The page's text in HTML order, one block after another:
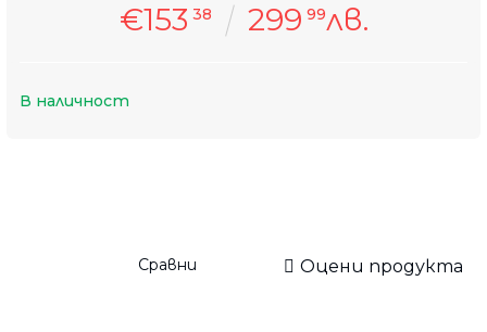
€153 38 299 99лв.
В наличност
Сравни Оцени продукта